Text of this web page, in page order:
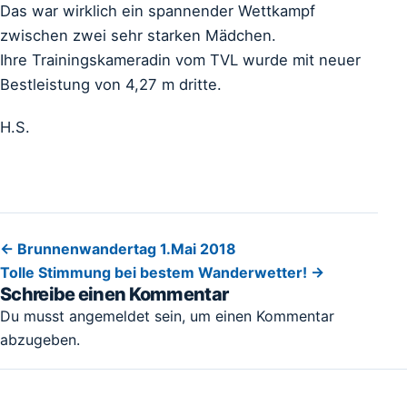
Das war wirklich ein spannender Wettkampf
zwischen zwei sehr starken Mädchen.
Ihre Trainingskameradin vom TVL wurde mit neuer
Bestleistung von 4,27 m dritte.
H.S.
Beitragsnavigation
← Brunnenwandertag 1.Mai 2018
Tolle Stimmung bei bestem Wanderwetter! →
Schreibe einen Kommentar
Du musst angemeldet sein, um einen Kommentar
abzugeben.